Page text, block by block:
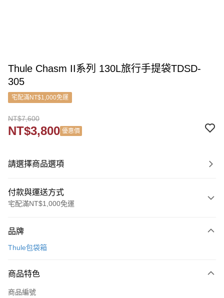
Thule Chasm II系列 130L旅行手提袋TDSD-
305
宅配滿NT$1,000免運
NT$7,600
NT$3,800 優惠價
請選擇商品選項
付款與運送方式
宅配滿NT$1,000免運
信用卡一次付款
3 期 0 利率 每期
合作金庫商業銀行
品牌
Thule包袋箱
商品特色
商品編號